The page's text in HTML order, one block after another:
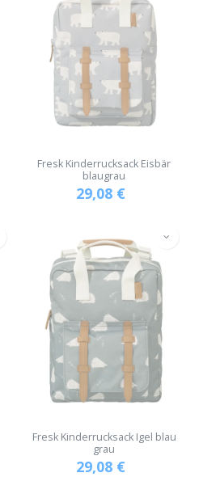
Fresk Kinderrucksack Eisbär
blaugrau
29,08 €
Fresk Kinderrucksack Igel blau
grau
29,08 €